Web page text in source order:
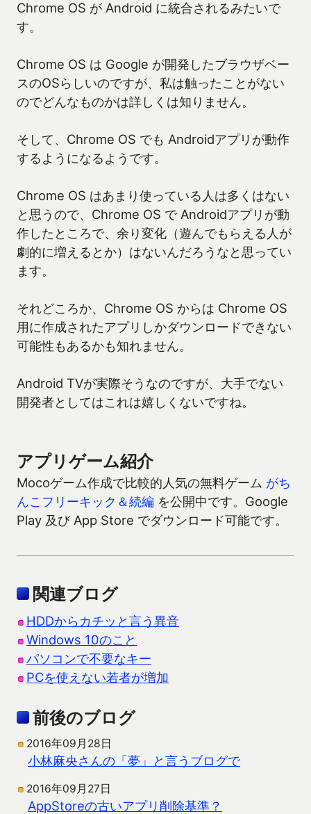
Chrome OS が Android に統合されるみたいで
す。
Chrome OS は Google が開発したブラウザベー
スのOSらしいのですが、私は触ったことがない
のでどんなものかは詳しくは知りません。
そして、Chrome OS でも Androidアプリが動作
するようになるようです。
Chrome OS はあまり使っている人は多くはない
と思うので、Chrome OS で Androidアプリが動
作したところで、余り変化（遊んでもらえる人が
劇的に増えるとか）はないんだろうなと思ってい
ます。
それどころか、Chrome OS からは Chrome OS
用に作成されたアプリしかダウンロードできない
可能性もあるかも知れません。
Android TVが実際そうなのですが、大手でない
開発者としてはこれは嬉しくないですね。
アプリゲーム紹介
Mocoゲーム作成で比較的人気の無料ゲーム がち
んこフリーキック＆続編 を公開中です。Google
Play 及び App Store でダウンロード可能です。
関連ブログ
HDDからカチッと言う異音
Windows 10のこと
パソコンで不要なキー
PCを使えない若者が増加
前後のブログ
2016年09月28日
小林麻央さんの「夢」と言うブログで
2016年09月27日
AppStoreの古いアプリ削除基準？